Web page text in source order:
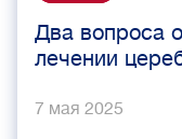
Два вопроса
лечении
7 мая 2025